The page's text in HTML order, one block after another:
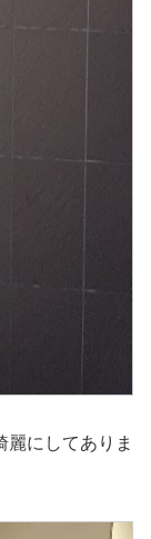
麗にしてありま